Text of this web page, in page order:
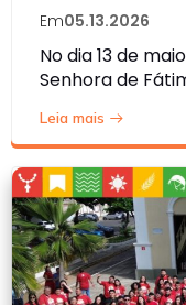
Em05.13.2026
No dia 13 de
Senhora de
Leia mais